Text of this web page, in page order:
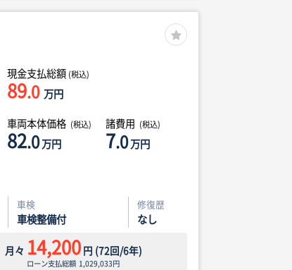
現金支払総額 (税込)
89.0 万円
車両本体価格 (税込)
82.0万円
諸費用 (税込)
7.0万円
車検
車検整備付
修復歴
なし
月々 14,200円 (72回/6年)
ローン支払総額 1,029,033円